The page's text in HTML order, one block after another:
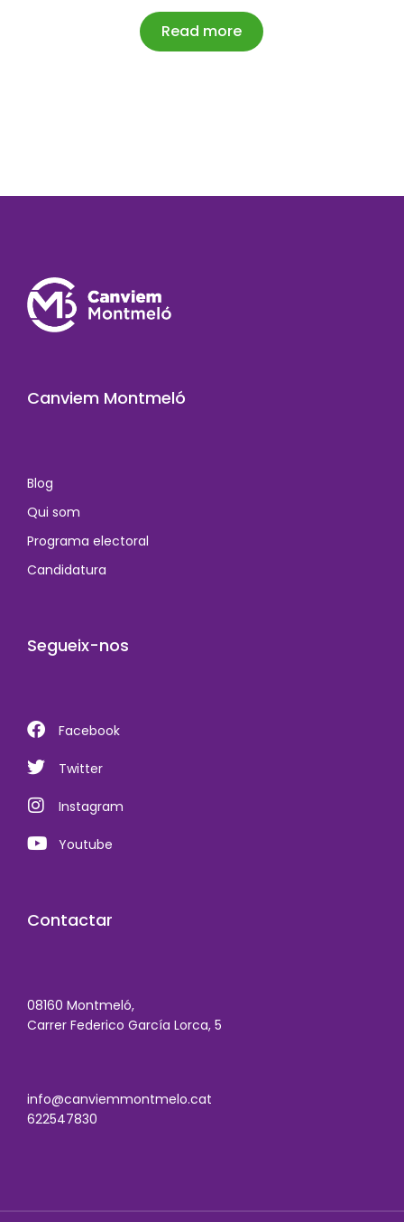
Read more
Canviem Montmeló
Blog
Qui som
Programa electoral
Candidatura
Segueix-nos
Facebook
Twitter
Instagram
Youtube
Contactar
08160 Montmeló,
Carrer Federico García Lorca, 5
info@canviemmontmelo.cat
622547830